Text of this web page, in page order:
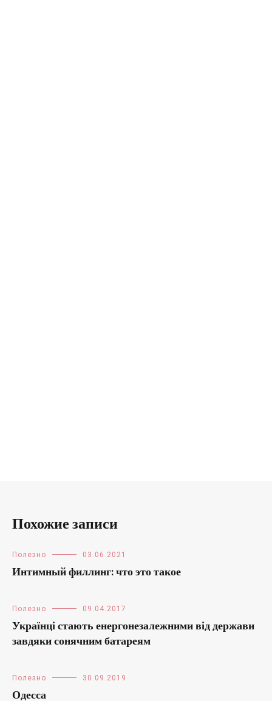
Похожие записи
Полезно 03.06.2021
Интимный филлинг: что это такое
Полезно 09.04.2017
Українці стають енергонезалежними від держави
завдяки сонячним батареям
Полезно 30.09.2019
Одесса